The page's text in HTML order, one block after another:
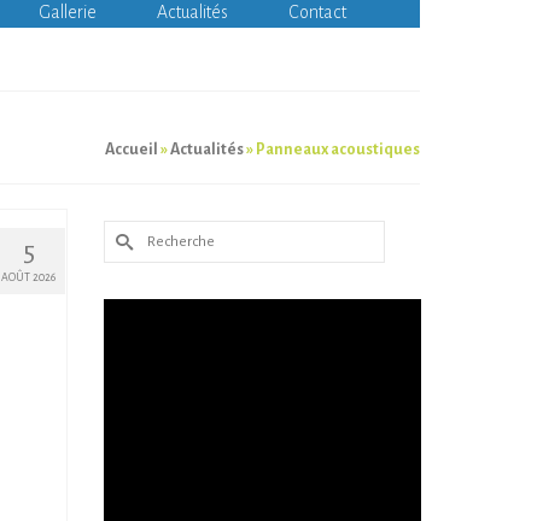
Gallerie Actualités Contact
Accueil »Actualités» Panneaux acoustiques
5
AOÛT 2026
Rechercher :